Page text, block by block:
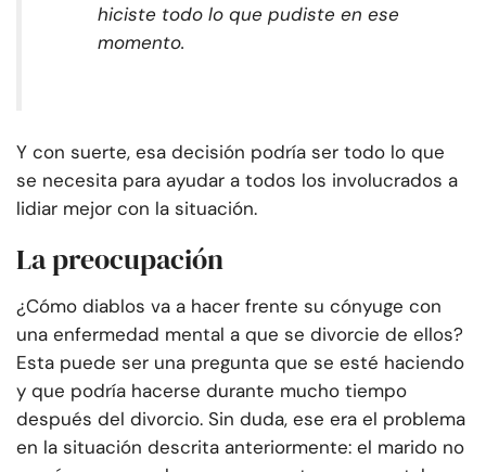
hiciste todo lo que pudiste en ese
momento.
Y con suerte, esa decisión podría ser todo lo que
se necesita para ayudar a todos los involucrados a
lidiar mejor con la situación.
La preocupación
¿Cómo diablos va a hacer frente su cónyuge con
una enfermedad mental a que se divorcie de ellos?
Esta puede ser una pregunta que se esté haciendo
y que podría hacerse durante mucho tiempo
después del divorcio. Sin duda, ese era el problema
en la situación descrita anteriormente: el marido no